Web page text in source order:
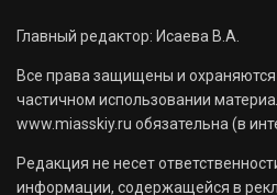
Главный редактор: Исаева В.А.
Все права защищены и
частичном использовании
www.miasskiy.ru обязательна (в
Редакция не несет
информации, содержащейся в